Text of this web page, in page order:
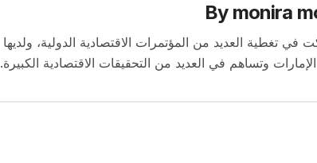
By monira
تمتد لأكثر من 13 عامًا. شاركت في تغطية العديد من المؤتمرات الاقتصادية الدولية، ولديها
وتساهم في العديد من التحقيقات الاقتصادية الكبيرة.